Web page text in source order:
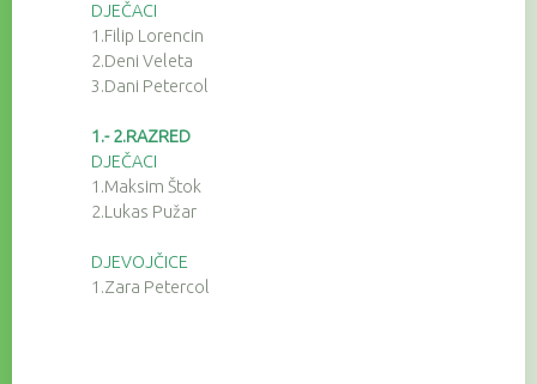
DJEČACI
1.Filip Lorencin
2.Deni Veleta
3.Dani Petercol
1.- 2.RAZRED
DJEČACI
1.Maksim Štok
2.Lukas Pužar
DJEVOJČICE
1.Zara Petercol